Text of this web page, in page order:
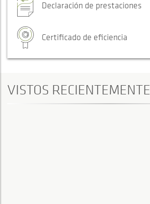
Declaración de prestaciones
Certificado de eficiencia
VISTOS RECIENTEMENTE